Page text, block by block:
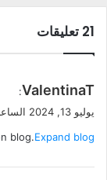
‫21 تعليقات
ي
ل
ValentinaT
:
يوليو 13, 2024 الساعة 4:46 ص
blog.Expand blog